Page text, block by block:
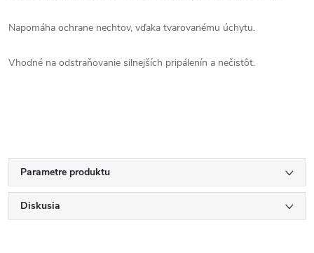
Napomáha ochrane nechtov, vďaka tvarovanému úchytu.
Vhodné na odstraňovanie silnejších pripálenín a nečistôt.
Parametre produktu
Diskusia